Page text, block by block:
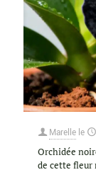
Marelle le
Orchidée
de cette fleur